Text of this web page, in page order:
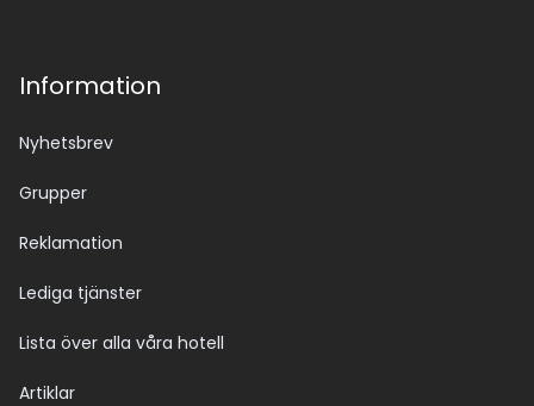
Information
Nyhetsbrev
Grupper
Reklamation
Lediga tjänster
Lista över alla våra hotell
Artiklar